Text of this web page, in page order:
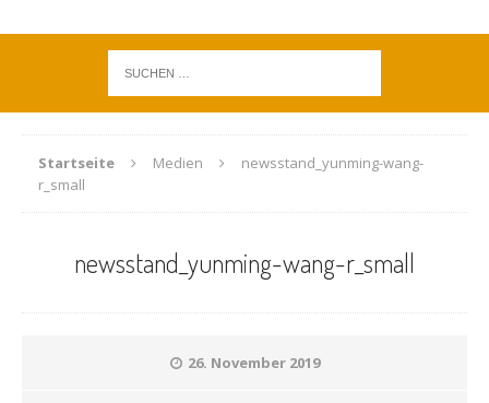
Startseite Medien
newsstand_yunming-wang-
r_small
newsstand_yunming-wang-r_small
26. November 2019